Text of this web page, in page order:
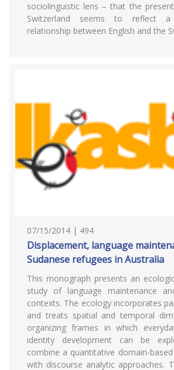
sociolinguistic lens – that the
Switzerland seems to reflect a
relationship between English and the
07/15/2014 | 494
Displacement, language
Sudanese refugees in Australia
This monograph presents an
study of language maintenance
contexts. The ecology incorporates
and treats spatial and temporal
organizing frames in which
identity development can be
combine a quantitative domain-
with discourse analytic approaches.